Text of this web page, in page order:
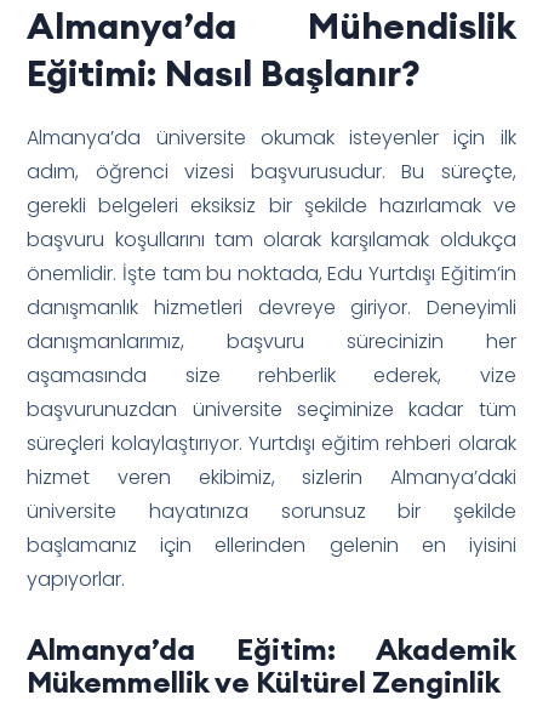
Almanya’da Mühendislik
Eğitimi: Nasıl Başlanır?
Almanya’da üniversite okumak isteyenler için ilk
adım, öğrenci vizesi başvurusudur. Bu süreçte,
gerekli belgeleri eksiksiz bir şekilde hazırlamak ve
başvuru koşullarını tam olarak karşılamak oldukça
önemlidir. İşte tam bu noktada, Edu Yurtdışı Eğitim’in
danışmanlık hizmetleri devreye giriyor. Deneyimli
danışmanlarımız, başvuru sürecinizin her
aşamasında size rehberlik ederek, vize
başvurunuzdan üniversite seçiminize kadar tüm
süreçleri kolaylaştırıyor. Yurtdışı eğitim rehberi olarak
hizmet veren ekibimiz, sizlerin Almanya’daki
üniversite hayatınıza sorunsuz bir şekilde
başlamanız için ellerinden gelenin en iyisini
yapıyorlar.
Almanya’da Eğitim: Akademik
Mükemmellik ve Kültürel Zenginlik